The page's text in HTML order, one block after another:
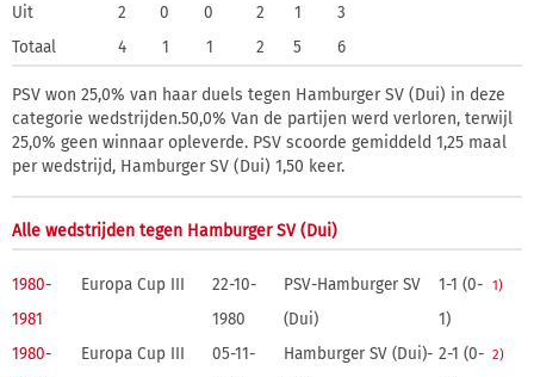
Uit
2 0 0 2 1
3
Totaal
4 1 1 2 5 6
PSV won 25,0% van haar duels tegen Hamburger SV (Dui) in deze
categorie wedstrijden.50,0% Van de partijen werd verloren, terwijl
25,0% geen winnaar opleverde. PSV scoorde gemiddeld 1,25 maal
per wedstrijd, Hamburger SV (Dui) 1,50 keer.
Alle wedstrijden tegen Hamburger SV (Dui)
1980-
1981
Europa Cup III
22-10-
1980
PSV-Hamburger SV
(Dui)
1-1 (0-
1)
1)
1980-
Europa Cup III
05-11-
Hamburger SV (Dui)- 2-1 (0- 2)